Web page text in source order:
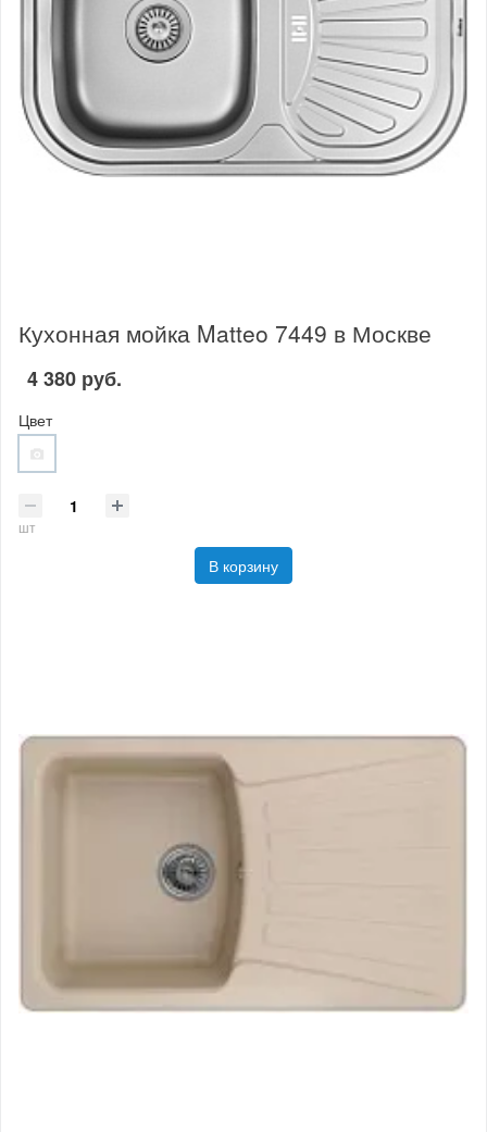
Кухонная мойка Matteo 7449 в Москве
4 380 руб.
Цвет
шт
В корзину